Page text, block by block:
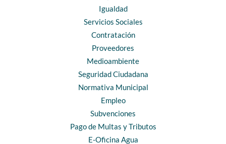
Igualdad
Servicios Sociales
Contratación
Proveedores
Medioambiente
Seguridad Ciudadana
Normativa Municipal
Empleo
Subvenciones
Pago de Multas y Tributos
E-Oficina Agua